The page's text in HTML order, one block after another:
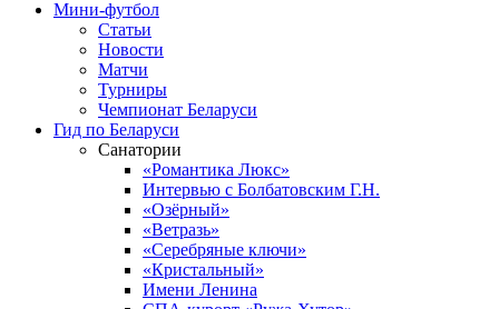
Мини-футбол
Статьи
Новости
Матчи
Турниры
Чемпионат Беларуси
Гид по Беларуси
Санатории
«Романтика Люкс»
Интервью с Болбатовским Г.Н.
«Озёрный»
«Ветразь»
«Серебряные ключи»
«Кристальный»
Имени Ленина